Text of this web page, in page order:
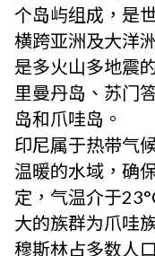
个岛屿组成，是
横跨亚洲及大洋
是多火山多地震
里曼丹岛、苏门
岛和爪哇岛。
印尼属于热带气
温暖的水域，确
定，气温介于
大的族群为爪哇
穆斯林占多数人